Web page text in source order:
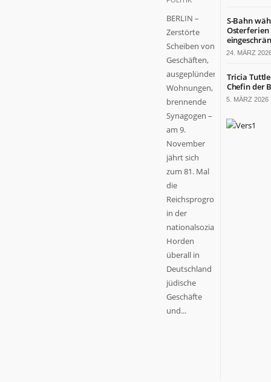
BERLIN –
Zerstörte
Scheiben von
Geschäften,
ausgeplünderte
Wohnungen,
brennende
Synagogen –
am 9.
November
jährt sich
zum 81. Mal
die
Reichsprogromnacht,
in der
nationalsozialistische
Horden
überall in
Deutschland
jüdische
Geschäfte
und...
S-Bahn
Osterferien
24. MÄRZ
Tricia
Chefin der
5. MÄRZ 2026